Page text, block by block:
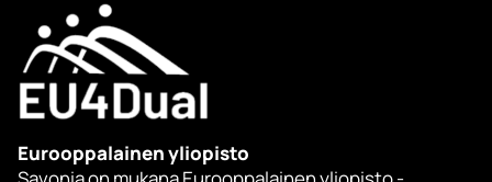
Eurooppalainen yliopisto